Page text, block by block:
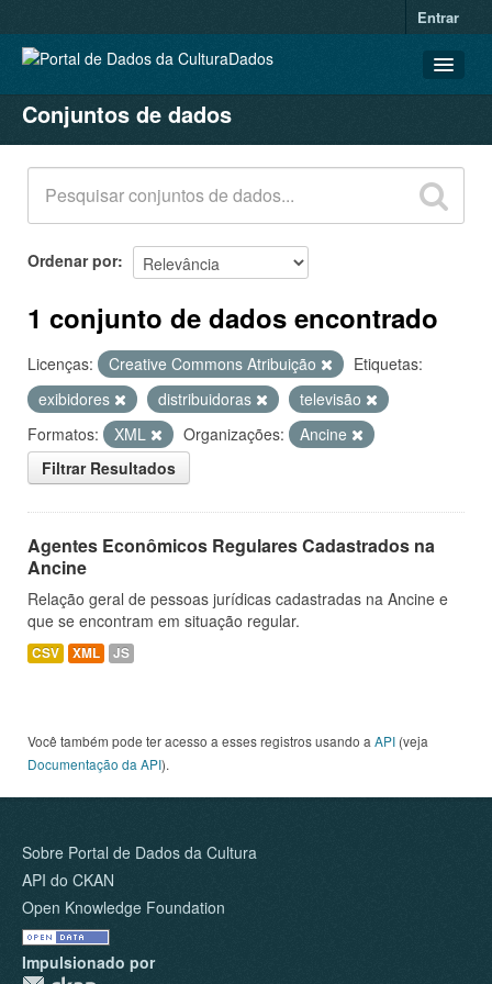
Entrar
CONJUNTOS DE DADOS
ORGANIZAÇÕES
GRUPOS
SOBRE
Conjuntos de dados
Ordenar por
1 conjunto de dados encontrado
Licenças: Creative Commons Atribuição
Etiquetas:
exibidores
distribuidoras
televisão
Formatos:
XML Organizações:
Ancine
Filtrar Resultados
Agentes Econômicos Regulares Cadastrados na
Ancine
Relação geral de pessoas jurídicas cadastradas na Ancine e
que se encontram em situação regular.
CSV XML JS
Você também pode ter acesso a esses registros usando a API (veja
Documentação da API).
Sobre Portal de Dados da Cultura
API do CKAN
Open Knowledge Foundation
Impulsionado por